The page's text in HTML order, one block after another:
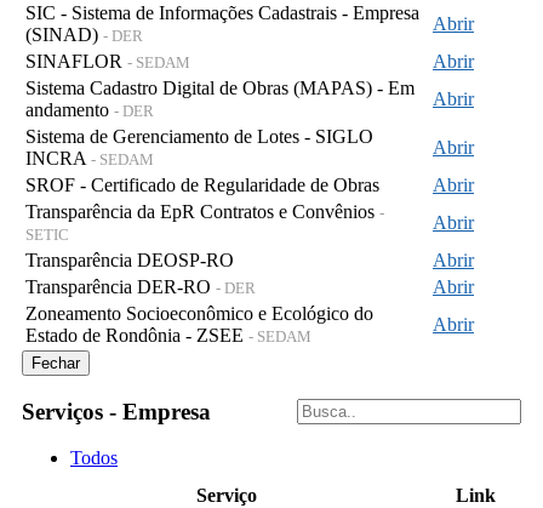
SIC - Sistema de Informações Cadastrais - Empresa
(SINAD) - DER
Abrir
SINAFLOR - SEDAM
Abrir
Sistema Cadastro Digital de Obras (MAPAS) - Em
andamento - DER
Abrir
Sistema de Gerenciamento de Lotes - SIGLO
INCRA - SEDAM
Abrir
SROF - Certificado de Regularidade de Obras
Abrir
Transparência da EpR Contratos e Convênios -
SETIC
Abrir
Transparência DEOSP-RO
Abrir
Transparência DER-RO - DER
Abrir
Zoneamento Socioeconômico e Ecológico do
Estado de Rondônia - ZSEE - SEDAM
Abrir
Fechar
Serviços - Empresa
Todos
Serviço
Link